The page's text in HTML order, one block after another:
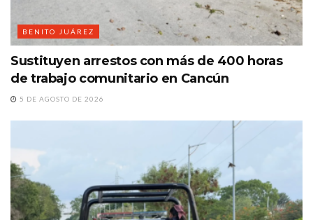
BENITO JUÁREZ
Sustituyen arrestos con más de 400 horas
de trabajo comunitario en Cancún
5 DE AGOSTO DE 2026